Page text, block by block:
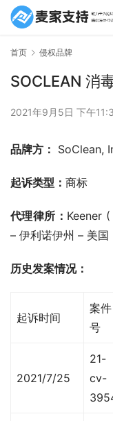
首页 侵权品牌
SOCLEAN 消
2021年9月5日 下午
品牌方： SoClean,
起诉类型： 商标
代理律所： Keener
– 伊利诺伊州 – 美国
历史发案情况：
起诉时间
案件
号
2021/7/25
21-
cv-